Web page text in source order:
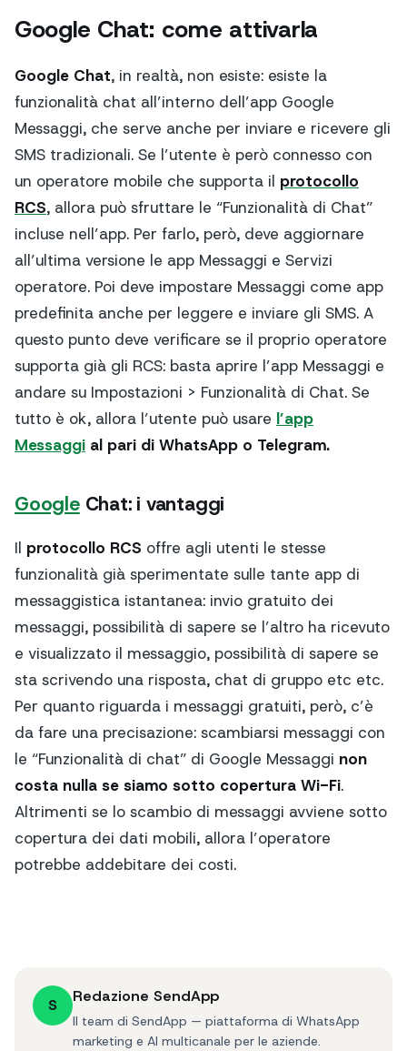
Google Chat: come attivarla
Google Chat, in realtà, non esiste: esiste la
funzionalità chat all’interno dell’app Google
Messaggi, che serve anche per inviare e ricevere gli
SMS tradizionali. Se l’utente è però connesso con
un operatore mobile che supporta il protocollo
RCS, allora può sfruttare le “Funzionalità di Chat”
incluse nell’app. Per farlo, però, deve aggiornare
all’ultima versione le app Messaggi e Servizi
operatore. Poi deve impostare Messaggi come app
predefinita anche per leggere e inviare gli SMS. A
questo punto deve verificare se il proprio operatore
supporta già gli RCS: basta aprire l’app Messaggi e
andare su Impostazioni > Funzionalità di Chat. Se
tutto è ok, allora l’utente può usare l’app
Messaggi al pari di WhatsApp o Telegram.
GoogleChat: i vantaggi
Il protocollo RCS offre agli utenti le stesse
funzionalità già sperimentate sulle tante app di
messaggistica istantanea: invio gratuito dei
messaggi, possibilità di sapere se l’altro ha ricevuto
e visualizzato il messaggio, possibilità di sapere se
sta scrivendo una risposta, chat di gruppo etc etc.
Per quanto riguarda i messaggi gratuiti, però, c’è
da fare una precisazione: scambiarsi messaggi con
le “Funzionalità di chat” di Google Messaggi non
costa nulla se siamo sotto copertura Wi-Fi.
Altrimenti se lo scambio di messaggi avviene sotto
copertura dei dati mobili, allora l’operatore
potrebbe addebitare dei costi.
S Redazione SendApp
Il team di SendApp — piattaforma di WhatsApp
marketing e AI multicanale per le aziende.